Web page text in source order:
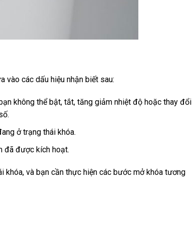
vào các dấu hiệu nhận biết sau:
không thể bật, tắt, tăng giảm nhiệt độ hoặc thay đổi
ở trạng thái khóa.
đã được kích hoạt.
khóa, và bạn cần thực hiện các bước mở khóa tương